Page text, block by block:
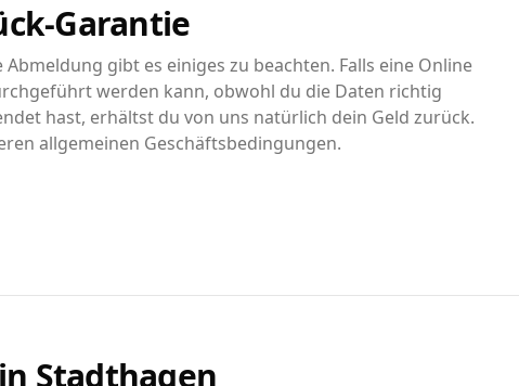
Garantie
gibt es einiges zu beachten. Falls eine Online
werden kann, obwohl du die Daten richtig
hast, erhältst du von uns natürlich dein Geld zurück.
allgemeinen Geschäftsbedingungen.
Stadthagen